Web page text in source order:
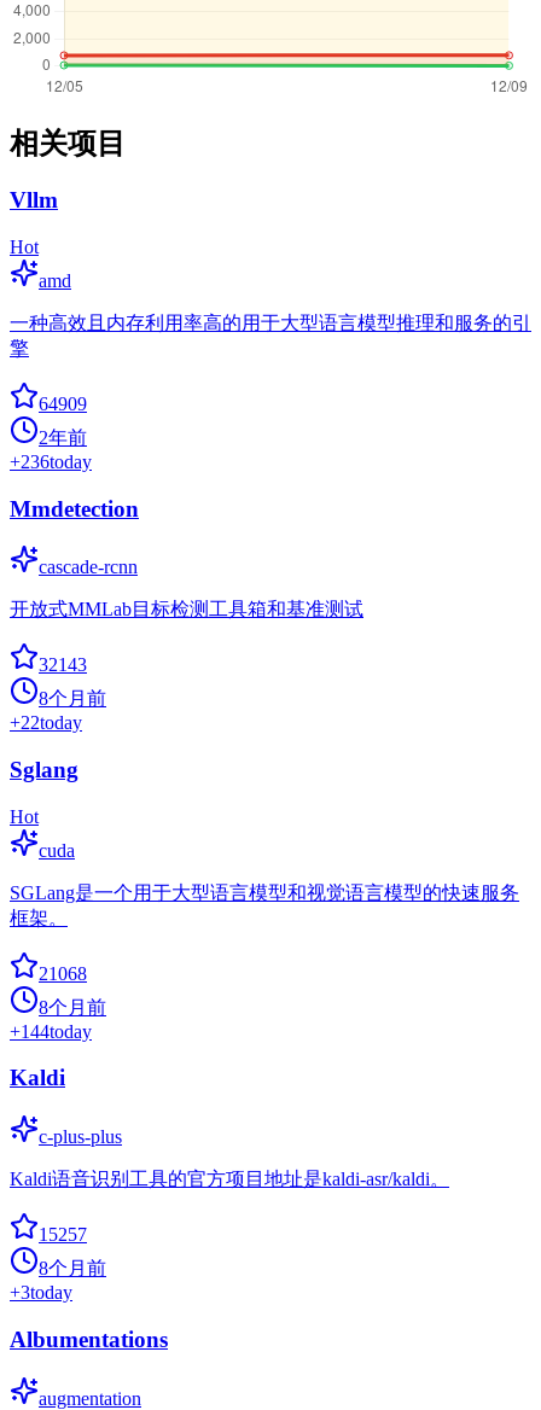
相关项目
Vllm
Hot
amd
一种高效且内存利用率高的用于大型语言模型推理和服务的引
擎
64909
2年前
+236today
Mmdetection
cascade-rcnn
开放式MMLab目标检测工具箱和基准测试
32143
8个月前
+22today
Sglang
Hot
cuda
SGLang是一个用于大型语言模型和视觉语言模型的快速服务
框架。
21068
8个月前
+144today
Kaldi
c-plus-plus
Kaldi语音识别工具的官方项目地址是kaldi-asr/kaldi。
15257
8个月前
+3today
Albumentations
augmentation